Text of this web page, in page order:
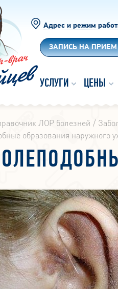
Адрес и режим
ЗАПИСЬ НА ПРИЕМ
УСЛУГИ ЦЕНЫ
ЛОР болезней
образования наружного